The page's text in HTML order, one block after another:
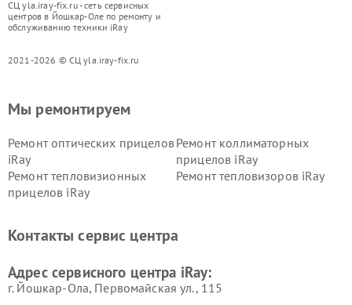
СЦ yla.iray-fix.ru - сеть сервисных
центров в Йошкар-Оле по ремонту и
обслуживанию техники iRay
2021-2026 © СЦ yla.iray-fix.ru
Мы ремонтируем
Ремонт оптических прицелов
iRay
Ремонт коллиматорных
прицелов iRay
Ремонт тепловизионных
прицелов iRay
Ремонт тепловизоров iRay
Контакты сервис центра
Адрес сервисного центра iRay:
г. Йошкар-Ола, Первомайская ул., 115